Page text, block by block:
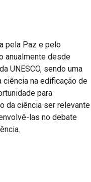
pela Paz e pelo
anualmente desde
UNESCO, sendo uma
ciência na edificação de
para
da ciência ser relevante
las no debate